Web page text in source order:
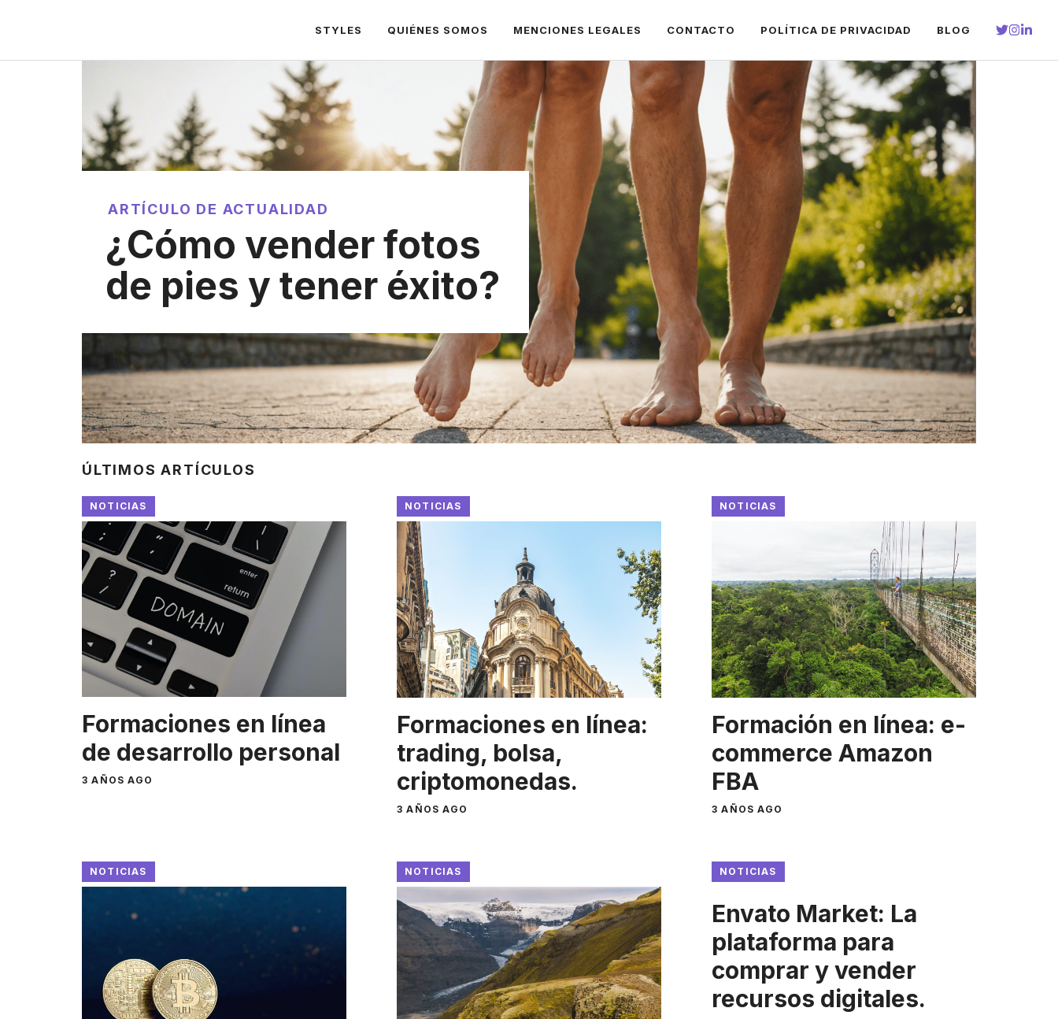
contenido
STYLES QUIÉNES SOMOS MENCIONES LEGALES CONTACTO POLÍTICA DE PRIVACIDAD BLOG
ARTÍCULO DE ACTUALIDAD
¿Cómo vender fotos
de pies y tener éxito?
ÚLTIMOS ARTÍCULOS
NOTICIAS
Formaciones en línea
de desarrollo personal
3 AÑOS AGO
NOTICIAS
Formaciones en línea:
trading, bolsa,
criptomonedas.
3 AÑOS AGO
NOTICIAS
Formación en línea: e-
commerce Amazon
FBA
3 AÑOS AGO
NOTICIAS NOTICIAS NOTICIAS
Envato Market: La
plataforma para
comprar y vender
recursos digitales.